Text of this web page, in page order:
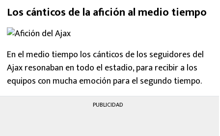
Los cánticos de la afición al medio tiempo
En el medio tiempo los cánticos de los seguidores del
Ajax resonaban en todo el estadio, para recibir a los
equipos con mucha emoción para el segundo tiempo.
PUBLICIDAD